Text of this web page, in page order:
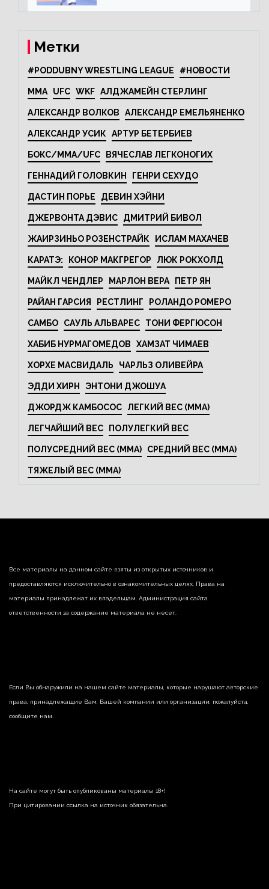
Метки
#PODDUBNY WRESTLING LEAGUE #НОВОСТИ
MMA UFC WKF АЛДЖАМЕЙН СТЕРЛИНГ
АЛЕКСАНДР ВОЛКОВ АЛЕКСАНДР ЕМЕЛЬЯНЕНКО
АЛЕКСАНДР УСИК АРТУР БЕТЕРБИЕВ
БОКС/MMA/UFC ВЯЧЕСЛАВ ЛЕГКОНОГИХ
ГЕННАДИЙ ГОЛОВКИН ГЕНРИ СЕХУДО
ДАСТИН ПОРЬЕ ДЕВИН ХЭЙНИ
ДЖЕРВОНТА ДЭВИС ДМИТРИЙ БИВОЛ
ЖАИРЗИНЬО РОЗЕНСТРАЙК ИСЛАМ МАХАЧЕВ
КАРАТЭ: КОНОР МАКГРЕГОР ЛЮК РОКХОЛД
МАЙКЛ ЧЕНДЛЕР МАРЛОН ВЕРА ПЕТР ЯН
РАЙАН ГАРСИЯ РЕСТЛИНГ РОЛАНДО РОМЕРО
САМБО САУЛЬ АЛЬВАРЕС ТОНИ ФЕРГЮСОН
ХАБИБ НУРМАГОМЕДОВ ХАМЗАТ ЧИМАЕВ
ХОРХЕ МАСВИДАЛЬ ЧАРЛЬЗ ОЛИВЕЙРА
ЭДДИ ХИРН ЭНТОНИ ДЖОШУА
ДЖОРДЖ КАМБОСОС ЛЕГКИЙ ВЕС (MMA)
ЛЕГЧАЙШИЙ ВЕС ПОЛУЛЕГКИЙ ВЕС
ПОЛУСРЕДНИЙ ВЕС (MMA) СРЕДНИЙ ВЕС (MMA)
ТЯЖЕЛЫЙ ВЕС (MMA)
Все материалы на данном сайте взяты из открытых источников и
предоставляются исключительно в ознакомительных целях. Права на
материалы принадлежат их владельцам. Администрация сайта
ответственности за содержание материала не несет.
Если Вы обнаружили на нашем сайте материалы, которые нарушают авторские
права, принадлежащие Вам, Вашей компании или организации, пожалуйста,
сообщите нам.
На сайте могут быть опубликованы материалы 18+!
При цитировании ссылка на источник обязательна.